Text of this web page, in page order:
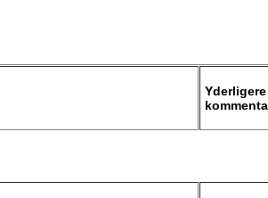
Yderligere